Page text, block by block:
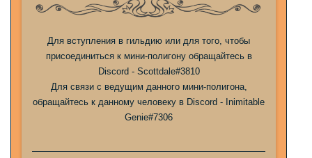
Для вступления в гильдию или для того, чтобы
присоединиться к мини-полигону обращайтесь в
Discord - Scottdale#3810
Для связи с ведущим данного мини-полигона,
обращайтесь к данному человеку в Discord - Inimitable
Genie#7306